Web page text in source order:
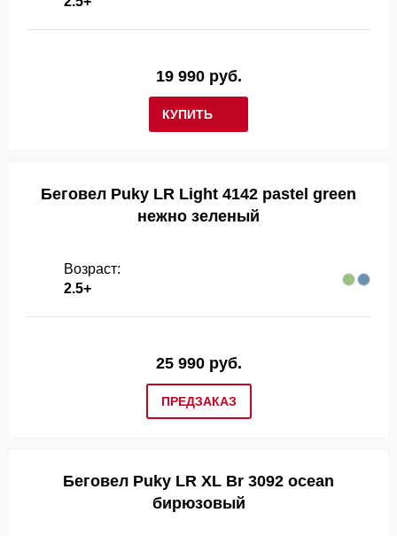
КУПИТЬ
19 990 руб.
Беговел Puky LR Light 4142 pastel green
нежно зеленый
Возраст:
2.5+
ПРЕДЗАКАЗ
25 990 руб.
Беговел Puky LR XL Br 3092 ocean
бирюзовый